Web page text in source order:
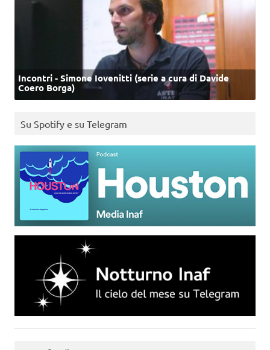
Incontri - Simone Iovenitti (serie a cura di Davide
Coero Borga)
Su Spotify e su Telegram